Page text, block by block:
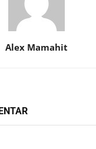
Alex Mamahit